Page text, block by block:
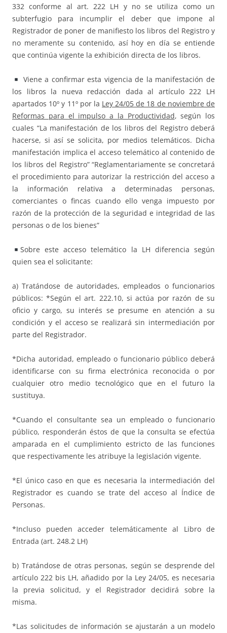
332 conforme al art. 222 LH y no se utiliza como un
subterfugio para incumplir el deber que impone al
Registrador de poner de manifiesto los libros del Registro y
no meramente su contenido, así hoy en día se entiende
que continúa vigente la exhibición directa de los libros.
Viene a confirmar esta vigencia de la manifestación de
los libros la nueva redacción dada al artículo 222 LH
apartados 10º y 11º por la Ley 24/05 de 18 de noviembre de
Reformas para el impulso a la Productividad, según los
cuales “La manifestación de los libros del Registro deberá
hacerse, si así se solicita, por medios telemáticos. Dicha
manifestación implica el acceso telemático al contenido de
los libros del Registro” “Reglamentariamente se concretará
el procedimiento para autorizar la restricción del acceso a
la información relativa a determinadas personas,
comerciantes o fincas cuando ello venga impuesto por
razón de la protección de la seguridad e integridad de las
personas o de los bienes”
Sobre este acceso telemático la LH diferencia según
quien sea el solicitante:
a) Tratándose de autoridades, empleados o funcionarios
públicos: *Según el art. 222.10, si actúa por razón de su
oficio y cargo, su interés se presume en atención a su
condición y el acceso se realizará sin intermediación por
parte del Registrador.
*Dicha autoridad, empleado o funcionario público deberá
identificarse con su firma electrónica reconocida o por
cualquier otro medio tecnológico que en el futuro la
sustituya.
*Cuando el consultante sea un empleado o funcionario
público, responderán éstos de que la consulta se efectúa
amparada en el cumplimiento estricto de las funciones
que respectivamente les atribuye la legislación vigente.
*El único caso en que es necesaria la intermediación del
Registrador es cuando se trate del acceso al Índice de
Personas.
*Incluso pueden acceder telemáticamente al Libro de
Entrada (art. 248.2 LH)
b) Tratándose de otras personas, según se desprende del
artículo 222 bis LH, añadido por la Ley 24/05, es necesaria
la previa solicitud, y el Registrador decidirá sobre la
misma.
*Las solicitudes de información se ajustarán a un modelo